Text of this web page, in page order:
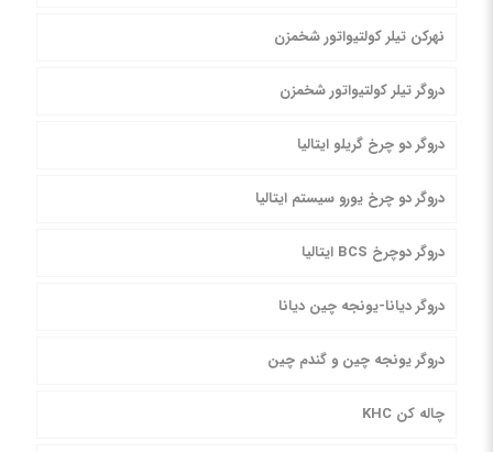
نهرکن تیلر کولتیواتور شخمزن
دروگر تیلر کولتیواتور شخمزن
دروگر دو چرخ گریلو ایتالیا
دروگر دو چرخ یورو سیستم ایتالیا
دروگر دوچرخ BCS ایتالیا
دروگر دیانا-یونجه چین دیانا
دروگر یونجه چین و گندم چین
چاله کن KHC